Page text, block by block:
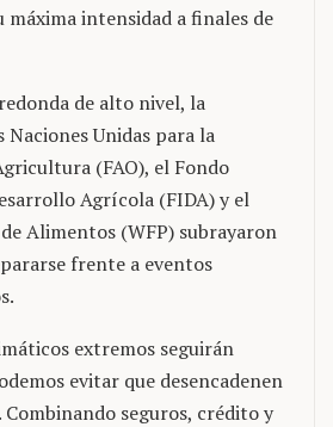
máxima intensidad a finales de
de alto nivel, la
Naciones Unidas para la
(FAO), el Fondo
Agrícola (FIDA) y el
Alimentos (WFP) subrayaron
frente a eventos
extremos seguirán
evitar que desencadenen
seguros, crédito y